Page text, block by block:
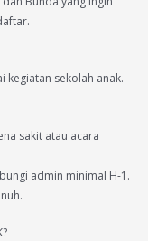
kegiatan sekolah anak.
sakit atau acara
admin minimal H-1.